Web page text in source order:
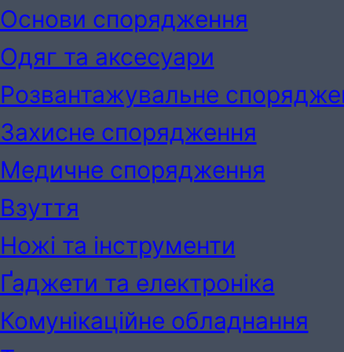
Основи спорядження
Одяг та аксесуари
Розвантажувальне
Захисне спорядження
Медичне спорядження
Взуття
Ножі та інструменти
Ґаджети та електроніка
Комунікаційне обладнання